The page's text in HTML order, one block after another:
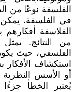
الفلسفة نوعًا من
في الفلسفة،
الفلاسفة
من النتائج. يمثل
الفلسفي، حيث
استكشاف الأفكار
أو الأسس النظرية
يُعتبر الخطأ